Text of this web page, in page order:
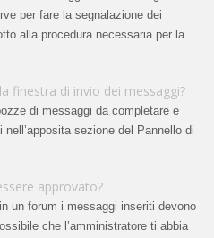
per fare la segnalazione dei
alla procedura necessaria per la
finestra di invio dei messaggi?
di messaggi da completare e
sezione del Pannello di
approvato?
un forum i messaggi inseriti devono
che l’amministratore ti abbia